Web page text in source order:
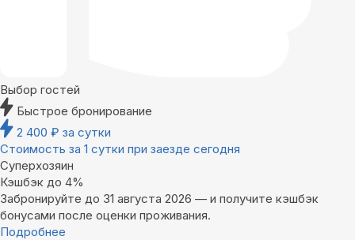
Выбор гостей
Быстрое бронирование
2 400 ₽ за сутки
Стоимость за 1 сутки при заезде сегодня
Суперхозяин
Кэшбэк до 4%
Забронируйте до 31 августа 2026 — и получите кэшбэк
бонусами после оценки проживания.
Подробнее